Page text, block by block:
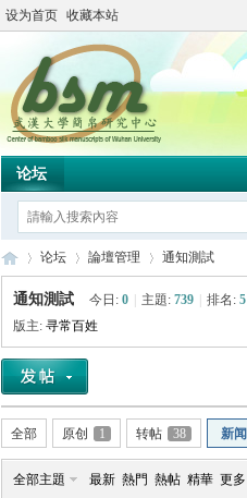
设为首页 收藏本站
论坛
简 »
论坛
›
論壇管理
›
通知測試
通知測試 今日: 0 主題: 739 排名: 5
版主: 寻常百姓
全部 原创 1 转帖 38 新闻
全部主題 最新 熱門 熱帖 精華 更多